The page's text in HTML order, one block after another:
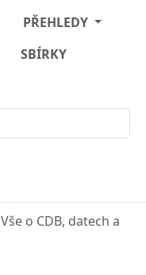
PŘEHLEDY
SBÍRKY
Vše o CDB, datech a